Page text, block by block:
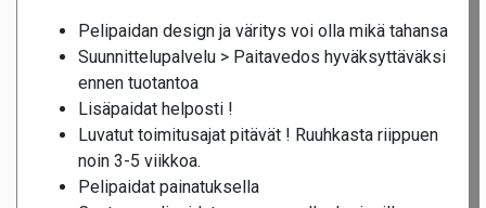
Pelipaidan design ja väritys voi olla mikä tahansa
Suunnittelupalvelu > Paitavedos hyväksyttäväksi
ennen tuotantoa
Lisäpaidat helposti !
Luvatut toimitusajat pitävät ! Ruuhkasta riippuen
noin 3-5 viikkoa.
Pelipaidat painatuksella